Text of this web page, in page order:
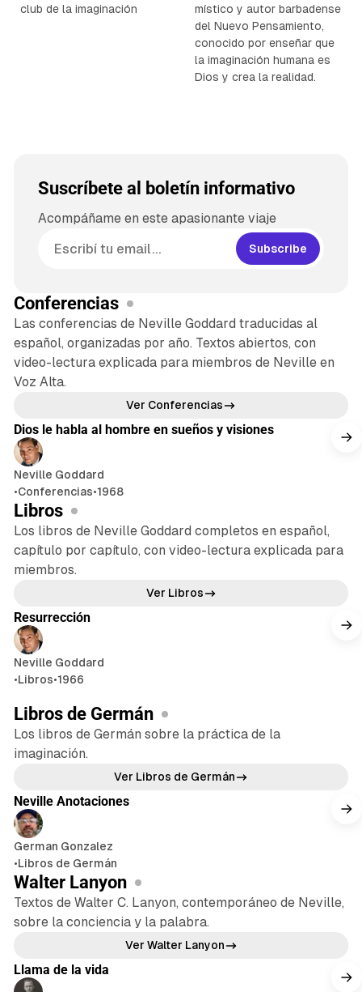
club de la imaginación
místico y autor barbadense
del Nuevo Pensamiento,
conocido por enseñar que
la imaginación humana es
Dios y crea la realidad.
Suscríbete al boletín informativo
Acompáñame en este apasionante viaje
Subscribe
Conferencias
Las conferencias de Neville Goddard traducidas al
español, organizadas por año. Textos abiertos, con
video-lectura explicada para miembros de Neville en
Voz Alta.
Ver Conferencias
Dios le habla al hombre en sueños y visiones
Neville Goddard
•Conferencias•1968
Libros
Los libros de Neville Goddard completos en español,
capítulo por capítulo, con video-lectura explicada para
miembros.
Ver Libros
Resurrección
Neville Goddard
•Libros•1966
Libros de Germán
Los libros de Germán sobre la práctica de la
imaginación.
Ver Libros de Germán224 min de lectura
Neville Anotaciones
German Gonzalez
•Libros de Germán
Walter Lanyon
Textos de Walter C. Lanyon, contemporáneo de Neville,
sobre la conciencia y la palabra.
Ver Walter Lanyon 10 min de lectura
Llama de la vida